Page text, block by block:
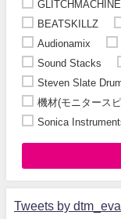
BEATSKILLZ
Audionamix
Sound Stacks
Steven Slate
機材(モニタース
Sonica
Tweets by dtm_eva